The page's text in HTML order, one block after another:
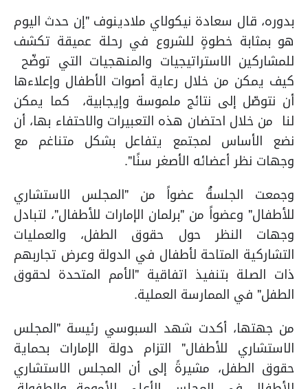
بدوره، قال سعادة نيكولاي ملادينوف "إن حدث اليوم
هو بمثابة خطوةٍ للشروع في رحلة عميقة تكشف
للمشاركين الاستراتيجيات والمنهجيات التي توضّح
كيف يمكن من خلال رعاية أصوات الأطفال وإعلاءها
أن نتوصّل إلى نتائج ملموسة وإيجابية، كما يمكن
لنا من خلال احتضان هذه التعبيرات والاحتفاء بها، أن
نضع الأساس لمجتمع يتفاعل بشكل متناغم مع
وجهات نظر أعضائه الأصغر سنًا".
وجمعت الجلسةُ عضواً من "المجلس الاستشاري
للأطفال" وعضواً من "برلمان الإمارات للأطفال"، لتبادل
وجهات النظر حول حقوق الطفل، والعمليات
التشاركية المتاحة لأطفال في الدولة وعرض تجاربهم
ذات الصلة بتنفيذ اتفاقية "الأمم المتحدة لحقوق
الطفل" في الممارسة العملية.
من جهتها، أكدت شهد السبوسي رئيسة "المجلس
الاستشاري للأطفال" التزام دولة الإمارات بحماية
حقوق الطفل، مشيرةً إلى أن المجلس الاستشاري